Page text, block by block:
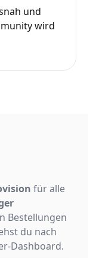
und
wird
für alle
Bestellungen
du nach
Dashboard.